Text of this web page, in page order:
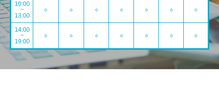
10:00
~
13:00
○ ○ ○ ○ ○ ○ ○
14:00
~
19:00
○ ○ ○ ○ ○ ○ ○